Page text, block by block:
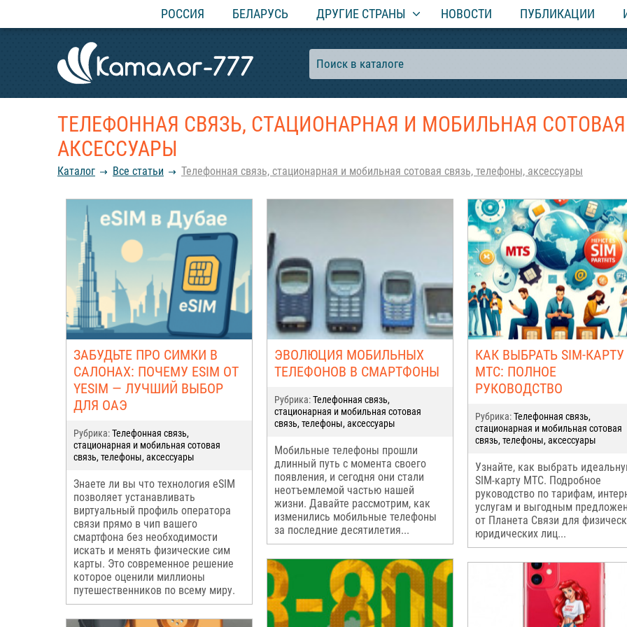
РОССИЯ БЕЛАРУСЬ ДРУГИЕ СТРАНЫ НОВОСТИ ПУБЛИКАЦИИ
ТЕЛЕФОННАЯ СВЯЗЬ, СТАЦИОНАРНАЯ И МОБИЛЬНАЯ
АКСЕССУАРЫ
Каталог Все статьи Телефонная связь, стационарная и мобильная сотовая связь, телефоны, аксессуары
ЗАБУДЬТЕ ПРО СИМКИ В
САЛОНАХ: ПОЧЕМУ ESIM ОТ
YESIM — ЛУЧШИЙ ВЫБОР
ДЛЯ ОАЭ
Рубрика:Телефонная связь,
стационарная и мобильная сотовая
связь, телефоны, аксессуары
Знаете ли вы что технология eSIM
позволяет устанавливать
виртуальный профиль оператора
связи прямо в чип вашего
смартфона без необходимости
искать и менять физические сим
карты. Это современное решение
которое оценили миллионы
путешественников по всему миру.
ЭВОЛЮЦИЯ МОБИЛЬНЫХ
ТЕЛЕФОНОВ В СМАРТФОНЫ
Рубрика:Телефонная связь,
стационарная и мобильная сотовая
связь, телефоны, аксессуары
Мобильные телефоны прошли
длинный путь с момента своего
появления, и сегодня они стали
неотъемлемой частью нашей
жизни. Давайте рассмотрим, как
изменились мобильные телефоны
за последние десятилетия...
КАК ВЫБРАТЬ SIM-КАРТУ
МТС: ПОЛНОЕ
РУКОВОДСТВО
Рубрика:Телефонная связь,
стационарная и мобильная сотовая
связь, телефоны, аксессуары
Узнайте, как выбрать
SIM-карту МТС. Подробное
руководство по тарифам,
услугам и выгодным
от Планета Связи для
юридических лиц...